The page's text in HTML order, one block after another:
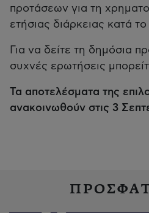
προτάσεων για τη
ετήσιας διάρκειας κατά
Για να δείτε τη δημόσια
συχνές ερωτήσεις
Τα αποτελέσματα της
ανακοινωθούν στις 3